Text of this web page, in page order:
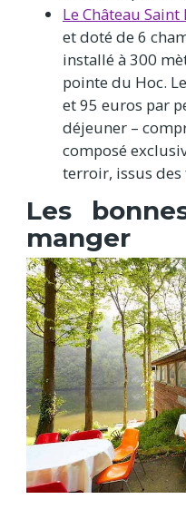
Le Château Saint
et doté de 6
installé à 300
pointe du Hoc.
et 95 euros par
déjeuner –
composé
terroir, issus des
Les
manger